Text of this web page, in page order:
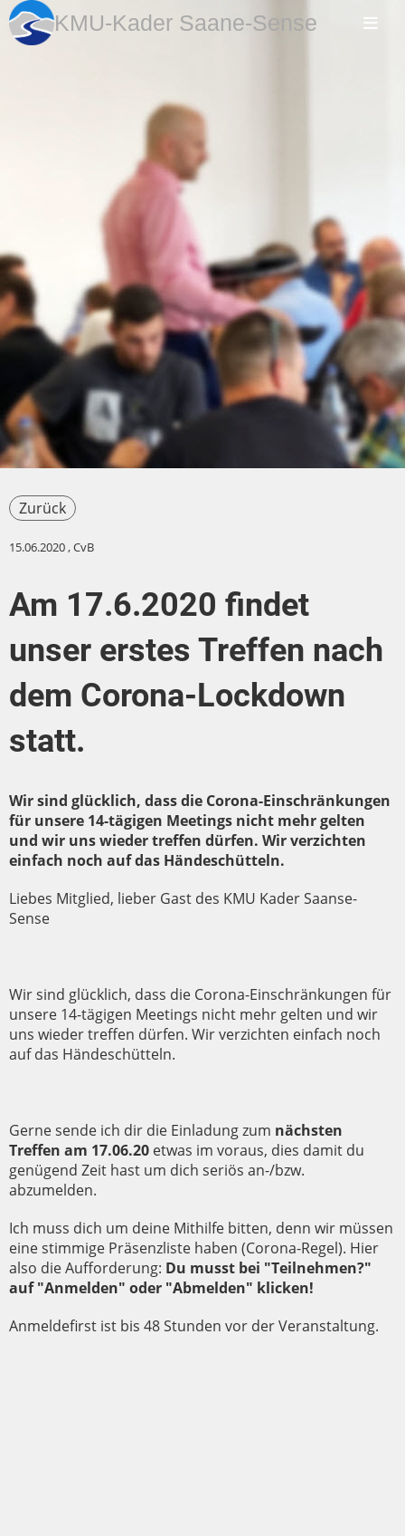
KMU-Kader Saane-Sense
Zurück
15.06.2020, CvB
Am 17.6.2020 findet
unser erstes Treffen nach
dem Corona-Lockdown
statt.
Wir sind glücklich, dass die Corona-Einschränkungen
für unsere 14-tägigen Meetings nicht mehr gelten
und wir uns wieder treffen dürfen. Wir verzichten
einfach noch auf das Händeschütteln.
Liebes Mitglied, lieber Gast des KMU Kader Saanse-
Sense
Wir sind glücklich, dass die Corona-Einschränkungen für
unsere 14-tägigen Meetings nicht mehr gelten und wir
uns wieder treffen dürfen. Wir verzichten einfach noch
auf das Händeschütteln.
Gerne sende ich dir die Einladung zum nächsten
Treffen am 17.06.20 etwas im voraus, dies damit du
genügend Zeit hast um dich seriös an-/bzw.
abzumelden.
Ich muss dich um deine Mithilfe bitten, denn wir müssen
eine stimmige Präsenzliste haben (Corona-Regel). Hier
also die Aufforderung: Du musst bei "Teilnehmen?"
auf "Anmelden" oder "Abmelden" klicken!
Anmeldefirst ist bis 48 Stunden vor der Veranstaltung.